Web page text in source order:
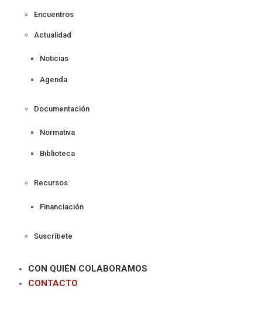
Encuentros
Actualidad
Noticias
Agenda
Documentación
Normativa
Biblioteca
Recursos
Financiación
Suscríbete
CON QUIÉN COLABORAMOS
CONTACTO